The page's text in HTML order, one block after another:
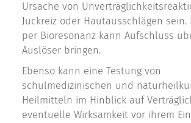
Ursache von
Juckreiz oder Hautausschlägen sein.
per Bioresonanz kann Aufschluss
Auslöser bringen.
Ebenso kann eine Testung von
schulmedizinischen und
Heilmitteln im Hinblick auf
eventuelle Wirksamkeit vor ihrem